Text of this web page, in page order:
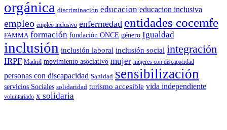
orgánica discriminación educacion educacion inclusiva
empleo empleo inclusivo enfermedad entidades cocemfe
FAMMA formación fundación ONCE género Igualdad
inclusión inclusión laboral inclusión social integración
IRPF Madrid movimiento asociativo mujer mujeres con discapacidad
personas con discapacidad Sanidad sensibilización
servicios Sociales solidaridad turismo accesible vida independiente
voluntariado x solidaria